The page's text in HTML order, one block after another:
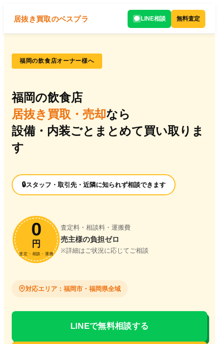
居抜き買取のベスプラ LINE相談 無料査定
福岡の飲食店オーナー様へ
福岡の飲食店
居抜き買取・売却なら
設備・内装ごとまとめて買い取りま
す
スタッフ・取引先・近隣に知られず相談できます
0
円
査定・相談・運搬
査定料・相談料・運搬費
売主様の負担ゼロ
※詳細はご状況に応じてご相談
対応エリア：福岡市・福岡県全域
LINEで無料相談する